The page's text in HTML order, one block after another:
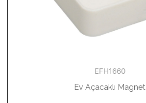
EFH1660
Ev Açacaklı Magnet